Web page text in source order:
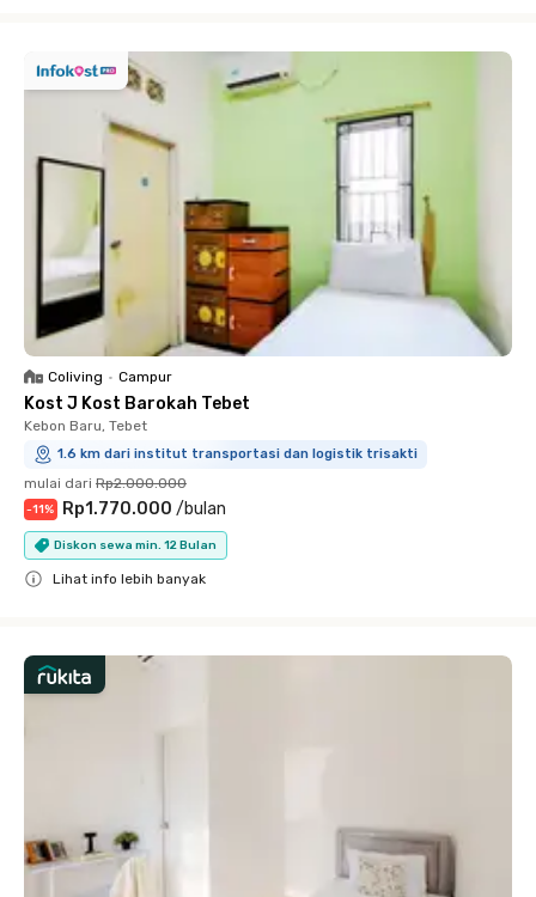
Coliving • Campur
Kost J Kost Barokah Tebet
Kebon Baru, Tebet
1.6 km dari institut transportasi dan logistik trisakti
mulai dari Rp2.000.000
-11% Rp1.770.000 /bulan
Diskon sewa min. 12 Bulan
Lihat info lebih banyak